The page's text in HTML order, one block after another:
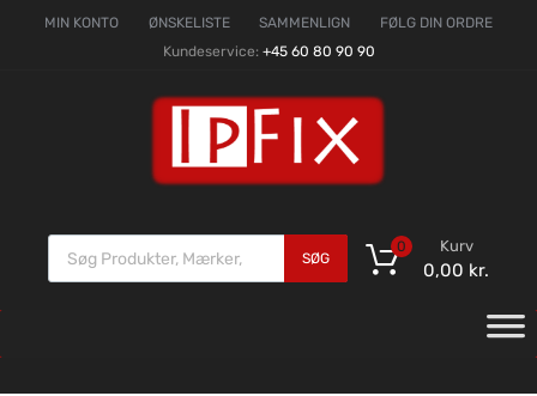
MIN KONTO ØNSKELISTE SAMMENLIGN
FØLG DIN ORDRE
Kundeservice: +45 60 80 90 90
SØG
Kurv
0,00 kr.
0